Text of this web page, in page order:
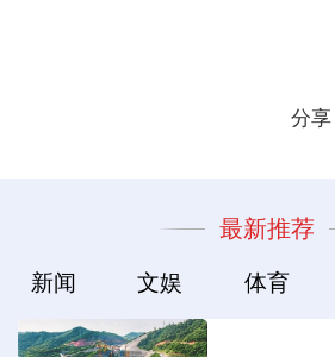
分享
最新推荐
新闻 文娱 体育